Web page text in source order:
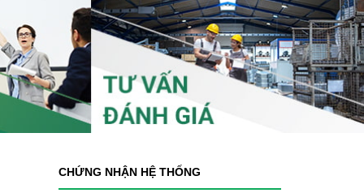
CHỨNG NHẬN HỆ THỐNG